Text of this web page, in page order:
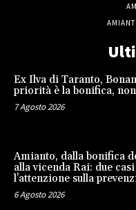
Ex Ilva di Taranto,
priorità è la bonifica,
7 Agosto 2026
Amianto, dalla bonifica
alla vicenda Rai: due
l’attenzione sulla
6 Agosto 2026